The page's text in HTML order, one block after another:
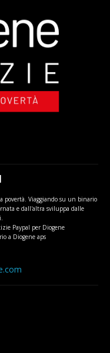
povertà. Viaggiando su un binario
e dall'altra sviluppa dalle
Paypal per Diogene
a Diogene aps